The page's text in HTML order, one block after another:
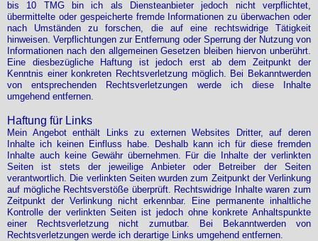
bis 10 TMG bin ich als Diensteanbieter jedoch nicht verpflichtet,
übermittelte oder gespeicherte fremde Informationen zu überwachen oder
nach Umständen zu forschen, die auf eine rechtswidrige Tätigkeit
hinweisen. Verpflichtungen zur Entfernung oder Sperrung der Nutzung von
Informationen nach den allgemeinen Gesetzen bleiben hiervon unberührt.
Eine diesbezügliche Haftung ist jedoch erst ab dem Zeitpunkt der
Kenntnis einer konkreten Rechtsverletzung möglich. Bei Bekanntwerden
von entsprechenden Rechtsverletzungen werde ich diese Inhalte
umgehend entfernen.
Haftung für Links
Mein Angebot enthält Links zu externen Websites Dritter, auf deren
Inhalte ich keinen Einfluss habe. Deshalb kann ich für diese fremden
Inhalte auch keine Gewähr übernehmen. Für die Inhalte der verlinkten
Seiten ist stets der jeweilige Anbieter oder Betreiber der Seiten
verantwortlich. Die verlinkten Seiten wurden zum Zeitpunkt der Verlinkung
auf mögliche Rechtsverstöße überprüft. Rechtswidrige Inhalte waren zum
Zeitpunkt der Verlinkung nicht erkennbar. Eine permanente inhaltliche
Kontrolle der verlinkten Seiten ist jedoch ohne konkrete Anhaltspunkte
einer Rechtsverletzung nicht zumutbar. Bei Bekanntwerden von
Rechtsverletzungen werde ich derartige Links umgehend entfernen.